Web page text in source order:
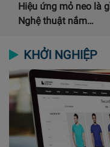
Hiệu ứng mỏ neo là
Nghệ thuật nắm…
KHỞI NGHIỆP